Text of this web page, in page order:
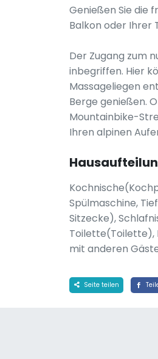
Genießen Sie die
Balkon oder Ihrer
Der Zugang zum
inbegriffen. Hier
Massageliegen
Berge genießen.
Mountainbike-
Ihren alpinen
Spülmaschine,
Sitzecke),
Toilette(Toilette),
mit anderen
Seite teilen